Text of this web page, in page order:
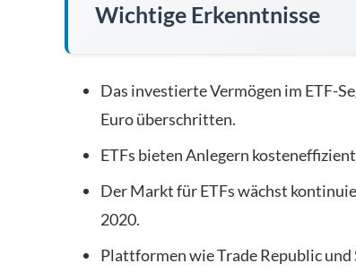
Wichtige Erkenntnisse
Das investierte Vermögen im ETF-
Euro überschritten.
ETFs bieten Anlegern
Der Markt für ETFs wächst
2020.
Plattformen wie Trade Republic